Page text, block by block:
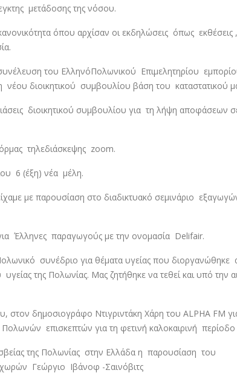
μετάδοσης της νόσου.
όπου αρχίσαν οι εκδηλώσεις όπως εκθέσεις ,
του ΕλληνόΠολωνικού Επιμελητηρίου
διοικητικού συμβουλίου βάση του καταστατικού
διοικητικού συμβουλίου για τη λήψη αποφάσεων
τηλεδιάσκεψης zoom.
6 (έξη) νέα μέλη.
με παρουσίαση στο διαδικτυακό σεμινάριο
Έλληνες παραγωγούς με την ονομασία Delifair.
συνέδριο για θέματα υγείας που διοργανώθηκε
της Πολωνίας. Μας ζητήθηκε να τεθεί και υπό την
δημοσιογράφο Ντιγριντάκη Χάρη του ALPHA FM
Πολωνών επισκεπτών για τη φετινή καλοκαιρινή περίοδο
της Πολωνίας στην Ελλάδα η παρουσίαση του
Γεώργιο Ιβάνοφ -Σαινόβιτς